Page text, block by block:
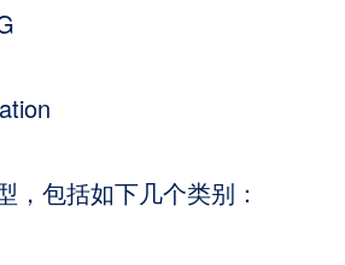
，包括如下几个类别：